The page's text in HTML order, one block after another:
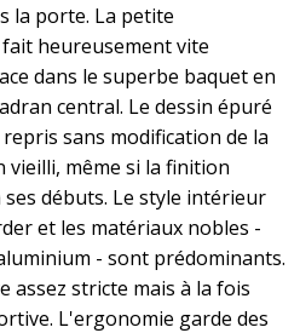
la porte. La petite
heureusement vite
dans le superbe baquet en
central. Le dessin épuré
sans modification de la
vieilli, même si la finition
débuts. Le style intérieur
et les matériaux nobles -
- sont prédominants.
assez stricte mais à la fois
L'ergonomie garde des